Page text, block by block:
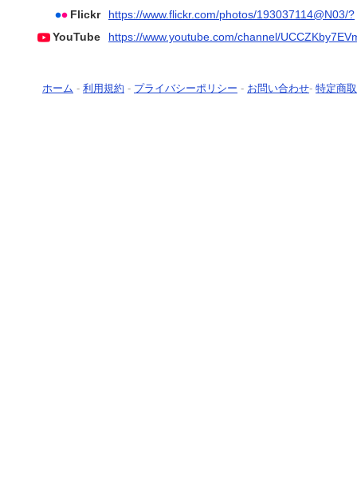
Flickr
https://www.flickr.com/photos/193037114@N03/?
YouTube
https://www.youtube.com/channel/
ホーム - 利用規約 - プライバシーポリシー - お問い合わせ- 特定商